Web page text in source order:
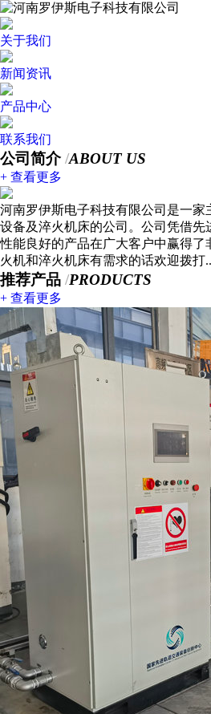
关于我们
新闻资讯
产品中心
联系我们
公司简介/ABOUT US
+ 查看更多
河南罗伊斯电子科技有限公司是一家
设备及淬火机床的公司。公司凭借先
性能良好的产品在广大客户中赢得了
火机和淬火机床有需求的话欢迎拨打
推荐产品 /PRODUCTS
+ 查看更多